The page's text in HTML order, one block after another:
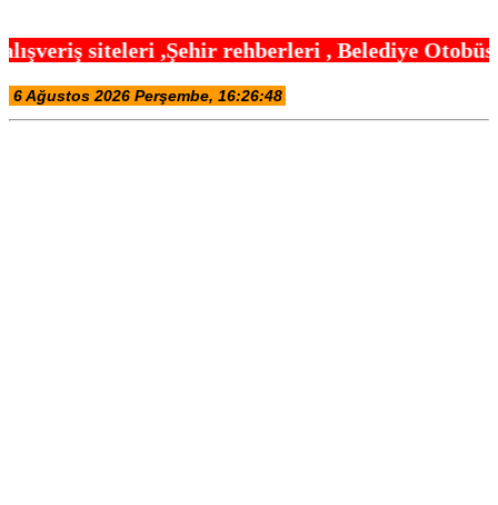
,Şehir rehberleri , Belediye